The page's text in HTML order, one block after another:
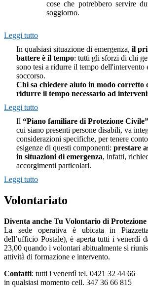
cose che potrebbero servire
soggiorno.
Leggi tutto
In qualsiasi situazione di emergenza, il
battere è il tempo: tutti gli sforzi di chi
sono tesi a ridurre il tempo dell'intervento
soccorso.
Chi sa chiedere aiuto in modo corretto
ridurre il tempo necessario ad
Leggi tutto
Il “Piano familiare di Protezione Civile”
cui siano presenti persone disabili, va
considerazioni specifiche, per tenere
esigenze di questi componenti: prestare
in situazioni di emergenza, infatti,
accorgimenti particolari.
Leggi tutto
Volontariato
Diventa anche Tu Volontario di
La sede operativa è ubicata in
dell’ufficio Postale), è aperta tutti i venerdì
23,00 quando i volontari abitualmente si
attività di formazione e intervento.
Contatti: tutti i venerdì tel. 0421 32 44 66
in qualsiasi momento cell. 347 36 66 815